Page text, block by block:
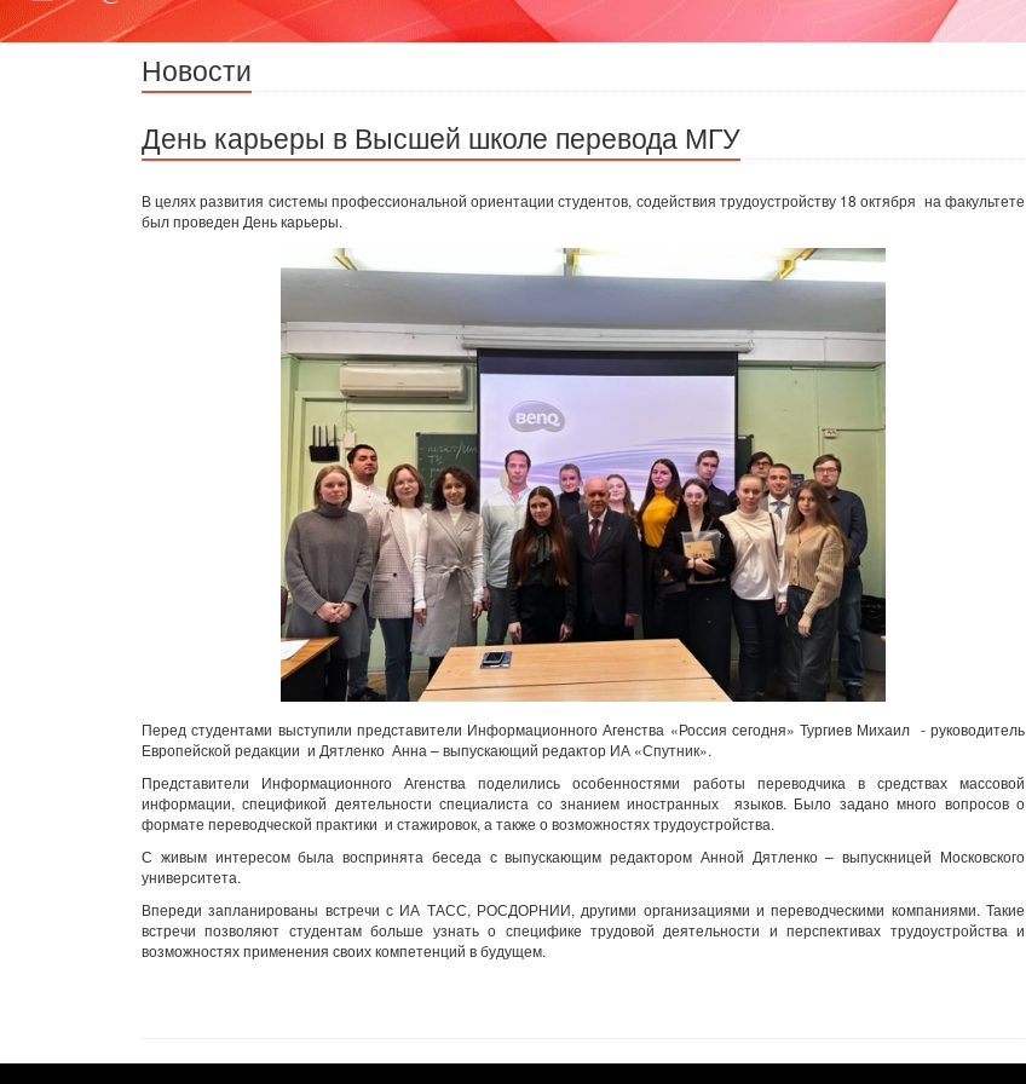
Новости
День карьеры в Высшей школе перевода МГУ
В целях развития системы профессиональной ориентации студентов, содействия трудоустройству 18 октября на факультете
был проведен День карьеры.
Перед студентами выступили представители Информационного Агенства «Россия сегодня» Тургиев Михаил - руководитель
Европейской редакции и Дятленко Анна – выпускающий редактор ИА «Спутник».
Представители Информационного Агенства поделились особенностями работы переводчика в средствах массовой
информации, спецификой деятельности специалиста со знанием иностранных языков. Было задано много вопросов о
формате переводческой практики и стажировок, а также о возможностях трудоустройства.
С живым интересом была воспринята беседа с выпускающим редактором Анной Дятленко – выпускницей Московского
университета.
Впереди запланированы встречи с ИА ТАСС, РОСДОРНИИ, другими организациями и переводческими компаниями. Такие
встречи позволяют студентам больше узнать о специфике трудовой деятельности и перспективах трудоустройства и
возможностях применения своих компетенций в будущем.